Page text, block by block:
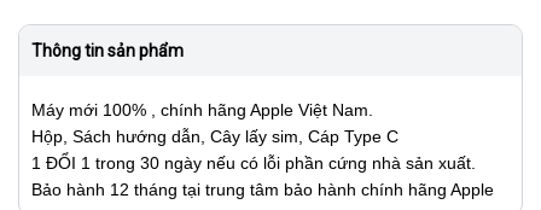
Thông tin sản phẩm
Máy mới 100% , chính hãng Apple Việt Nam.
Hộp, Sách hướng dẫn, Cây lấy sim, Cáp Type C
1 ĐỔI 1 trong 30 ngày nếu có lỗi phần cứng nhà sản xuất.
Bảo hành 12 tháng tại trung tâm bảo hành chính hãng Apple